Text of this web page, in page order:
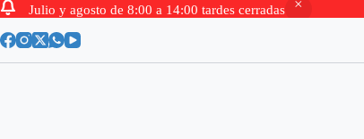
Julio y agosto de 8:00 a 14:00 tardes cerradas
al